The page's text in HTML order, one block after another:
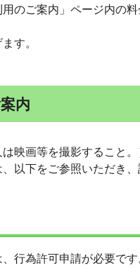
のご案内」ページ内の料
す。
内
映画等を撮影すること
以下をご参照いただき
行為許可申請が必要で